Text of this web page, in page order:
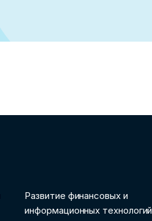
Развитие финансовых и
информационных технологий